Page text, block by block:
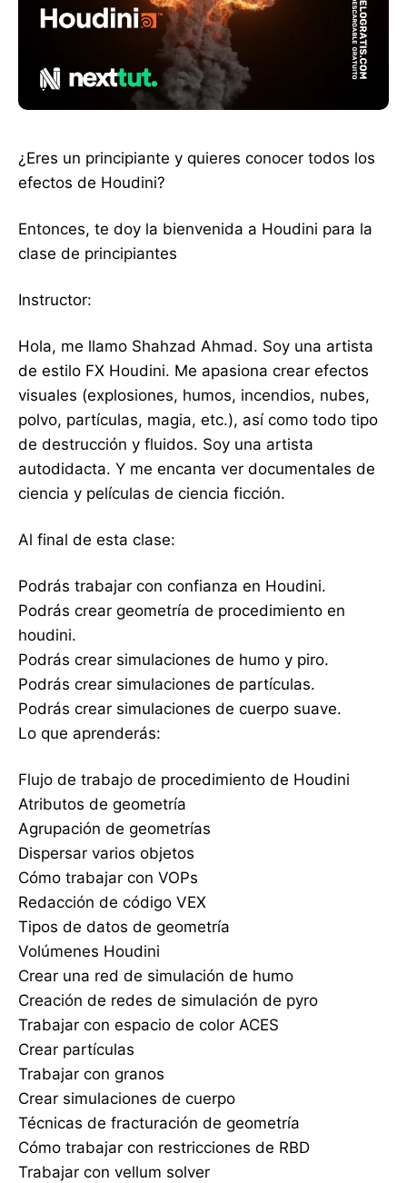
¿Eres un principiante y quieres conocer todos los
efectos de Houdini?
Entonces, te doy la bienvenida a Houdini para la
clase de principiantes
Instructor:
Hola, me llamo Shahzad Ahmad. Soy una artista
de estilo FX Houdini. Me apasiona crear efectos
visuales (explosiones, humos, incendios, nubes,
polvo, partículas, magia, etc.), así como todo tipo
de destrucción y fluidos. Soy una artista
autodidacta. Y me encanta ver documentales de
ciencia y películas de ciencia ficción.
Al final de esta clase:
Podrás trabajar con confianza en Houdini.
Podrás crear geometría de procedimiento en
houdini.
Podrás crear simulaciones de humo y piro.
Podrás crear simulaciones de partículas.
Podrás crear simulaciones de cuerpo suave.
Lo que aprenderás:
Flujo de trabajo de procedimiento de Houdini
Atributos de geometría
Agrupación de geometrías
Dispersar varios objetos
Cómo trabajar con VOPs
Redacción de código VEX
Tipos de datos de geometría
Volúmenes Houdini
Crear una red de simulación de humo
Creación de redes de simulación de pyro
Trabajar con espacio de color ACES
Crear partículas
Trabajar con granos
Crear simulaciones de cuerpo
Técnicas de fracturación de geometría
Cómo trabajar con restricciones de RBD
Trabajar con vellum solver